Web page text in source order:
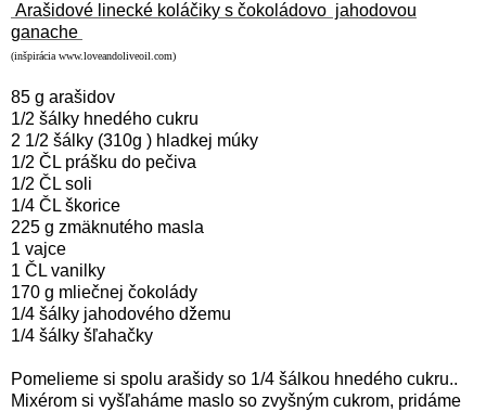
Arašidové linecké koláčiky s čokoládovo jahodovou
ganache
(inšpirácia www.loveandoliveoil.com)
85 g arašidov
1/2 šálky hnedého cukru
2 1/2 šálky (310g ) hladkej múky
1/2 ČL prášku do pečiva
1/2 ČL soli
1/4 ČL škorice
225 g zmäknutého masla
1 vajce
1 ČL vanilky
170 g mliečnej čokolády
1/4 šálky jahodového džemu
1/4 šálky šľahačky
Pomelieme si spolu arašidy so 1/4 šálkou hnedého cukru..
Mixérom si vyšľaháme maslo so zvyšným cukrom, pridáme